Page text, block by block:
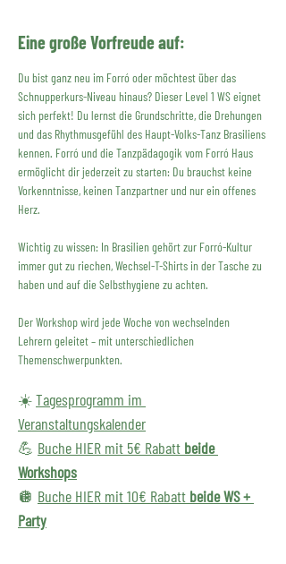
Eine große Vorfreude auf:
Du bist ganz neu im Forró oder möchtest über das
Schnupperkurs-Niveau hinaus? Dieser Level 1 WS eignet
sich perfekt! Du lernst die Grundschritte, die Drehungen
und das Rhythmusgefühl des Haupt-Volks-Tanz Brasiliens
kennen. Forró und die Tanzpädagogik vom Forró Haus
ermöglicht dir jederzeit zu starten: Du brauchst keine
Vorkenntnisse, keinen Tanzpartner und nur ein offenes
Herz.
Wichtig zu wissen: In Brasilien gehört zur Forró-Kultur
immer gut zu riechen, Wechsel-T-Shirts in der Tasche zu
haben und auf die Selbsthygiene zu achten.
Der Workshop wird jede Woche von wechselnden
Lehrern geleitet – mit unterschiedlichen
Themenschwerpunkten.
☀️ Tagesprogramm im
Veranstaltungskalender
💪 Buche HIER mit 5€ Rabatt beide
Workshops
🪩 Buche HIER mit 10€ Rabatt beide WS +
Party